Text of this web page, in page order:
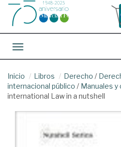
Toggle navigation
Inicio Libros Derecho /
internacional público / Manuales y
international Law in a nutshell